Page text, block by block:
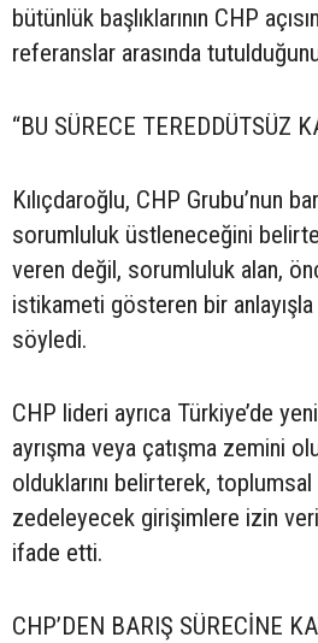
bütünlük başlıklarının CHP
referanslar arasında
“BU SÜRECE TEREDDÜTSÜZ
Kılıçdaroğlu, CHP Grubu’nun
sorumluluk üstleneceğini
veren değil, sorumluluk alan,
istikameti gösteren bir
söyledi.
CHP lideri ayrıca Türkiye’de
ayrışma veya çatışma zemini
olduklarını belirterek,
zedeleyecek girişimlere izin
ifade etti.
CHP’DEN BARIŞ SÜRECİNE